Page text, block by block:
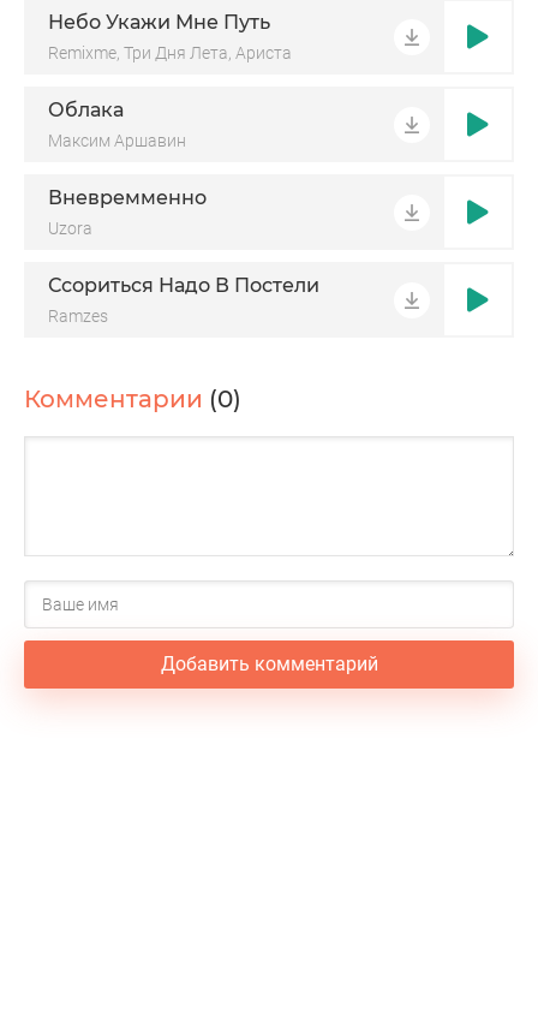
Небо Укажи Мне Путь
Remixme, Три Дня Лета, Ариста
Облака
Максим Аршавин
Вневремменно
Uzora
Ссориться Надо В Постели
Ramzes
Комментарии (0)
Добавить комментарий